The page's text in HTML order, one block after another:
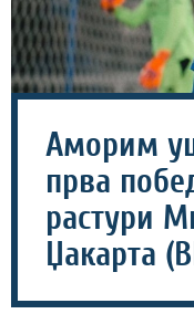
Аморим
прва
растури
Џакарта